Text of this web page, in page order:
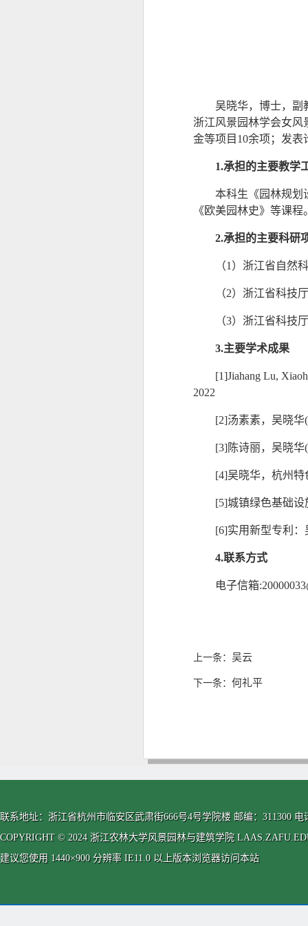
吴晓华，博士，副
浙江风景园林学会女
金等项目 10余项；发表
1.承担的主要教学
本科生《园林规划
《欧美园林史》等课程
2.承担的主要科研
（1） 浙江省自然
（2）浙江省科技
（3）浙江省科技
3.主要学术成果
[1]Jiahang Lu,
2022
[2]汤素素，吴晓华
[3]陈诗丽，吴晓华
[4]吴晓华， 杭州特
[5]城镇绿色基础
[6]实用新型专利
4.联系方式
电子信箱
上一条： 吴云
下一条： 何礼平
联系地址：浙江省杭州市临安区武肃街666号4号学院楼 邮编：311300 电
COPYRIGHT © 2024 浙江农林大学风景园林与建筑学院
建议您使用 1440×900 分辨率 IE11.0 以上版本浏览器访问本站